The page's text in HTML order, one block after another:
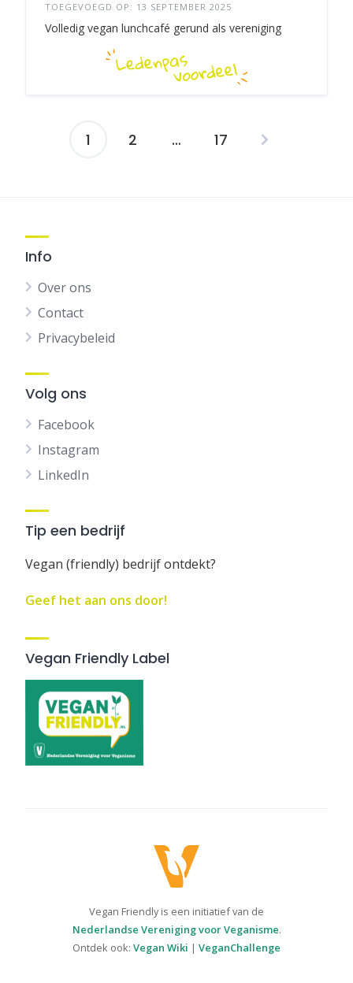
TOEGEVOEGD OP: 13 SEPTEMBER 2025
Volledig vegan lunchcafé gerund als vereniging
Berichten
1 2 … 17
Info
Over ons
Contact
Privacybeleid
Volg ons
Facebook
Instagram
LinkedIn
Tip een bedrijf
Vegan (friendly) bedrijf ontdekt?
Geef het aan ons door!
Vegan Friendly Label
Vegan Friendly is een initiatief van de
Nederlandse Vereniging voor Veganisme.
Ontdek ook: Vegan Wiki | VeganChallenge